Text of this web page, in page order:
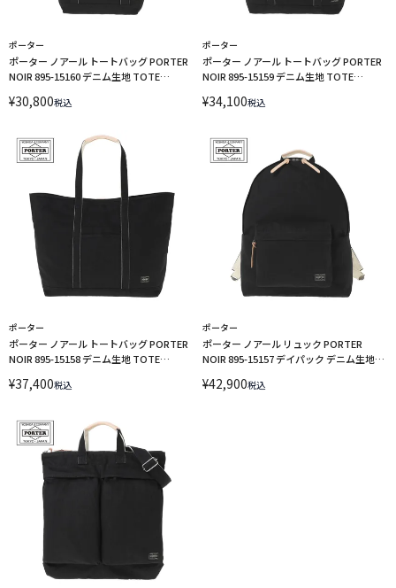
ポーター
ポーター ノアール トートバッグ PORTER
NOIR 895-15160 デニム生地 TOTE
¥30,800税込
ポーター
ポーター ノアール トートバッグ PORTER
NOIR 895-15159 デニム生地 TOTE
¥34,100税込
ポーター
ポーター ノアール トートバッグ PORTER
NOIR 895-15158 デニム生地 TOTE
¥37,400税込
ポーター
ポーター ノアール リュック PORTER
NOIR 895-15157 デイパック デニム生地
¥42,900税込